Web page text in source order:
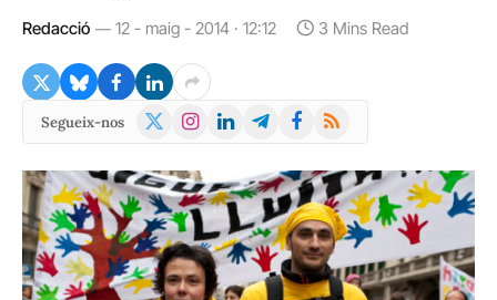
Redacció 12 - maig - 2014 · 12:12 3 Mins Read
Segueix-nos
X
Instagram
LinkedInTelegramFacebook
RSS